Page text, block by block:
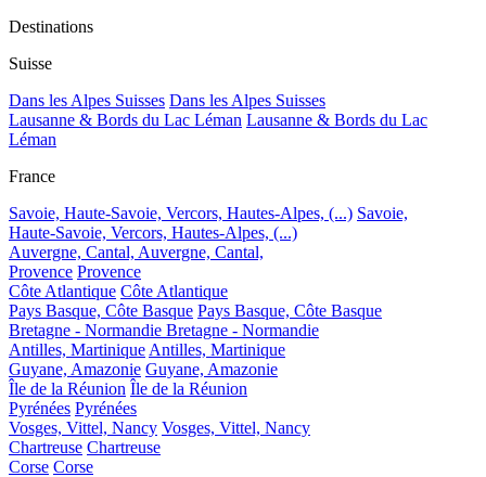
Destinations
Suisse
Dans les Alpes Suisses Dans les Alpes Suisses
Lausanne & Bords du Lac Léman Lausanne & Bords du Lac
Léman
France
Savoie, Haute-Savoie, Vercors, Hautes-Alpes, (...) Savoie,
Haute-Savoie, Vercors, Hautes-Alpes, (...)
Auvergne, Cantal, Auvergne, Cantal,
Provence Provence
Côte Atlantique Côte Atlantique
Pays Basque, Côte Basque Pays Basque, Côte Basque
Bretagne - Normandie Bretagne - Normandie
Antilles, Martinique Antilles, Martinique
Guyane, Amazonie Guyane, Amazonie
Île de la Réunion Île de la Réunion
Pyrénées Pyrénées
Vosges, Vittel, Nancy Vosges, Vittel, Nancy
Chartreuse Chartreuse
Corse Corse